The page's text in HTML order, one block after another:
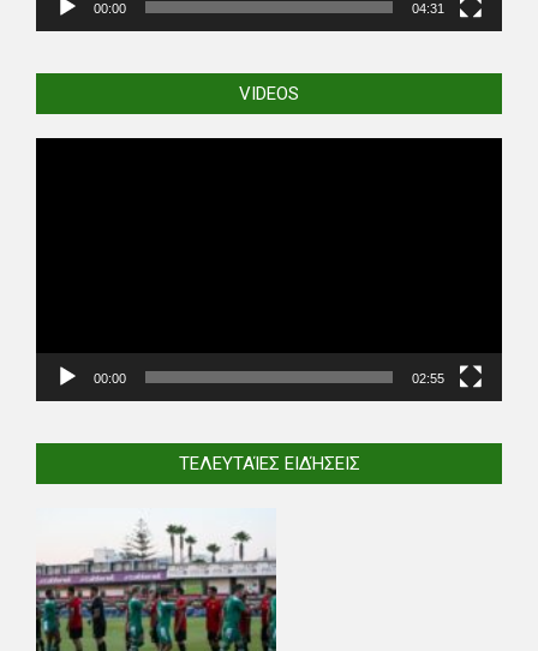
00:00 04:31
VIDEOS
00:00 02:55
ΤΕΛΕΥΤΑΊΕΣ ΕΙΔΉΣΕΙΣ